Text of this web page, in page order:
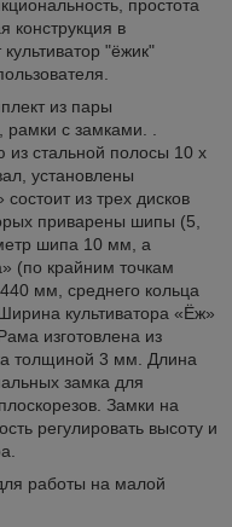
простота
конструкция в
"ёжик"
из пары
рамки с замками. .
из стальной полосы 10 х
установлены
из трех дисков
приварены шипы (5,
шипа 10 мм, а
(по крайним точкам
мм, среднего кольца
культиватора «Ёж»
изготовлена из
толщиной 3 мм. Длина
замка для
Замки на
регулировать высоту и
работы на малой